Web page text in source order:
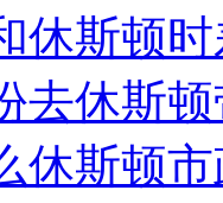
休斯顿
去休斯
休斯顿